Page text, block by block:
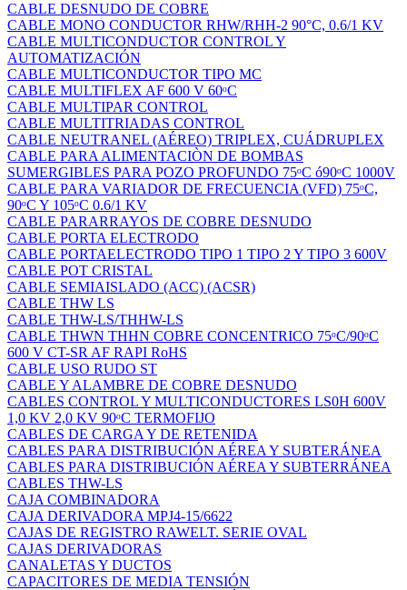
CABLE DESNUDO DE COBRE
CABLE MONO CONDUCTOR RHW/RHH-2 90°C, 0.6/1 KV
CABLE MULTICONDUCTOR CONTROL Y
AUTOMATIZACIÓN
CABLE MULTICONDUCTOR TIPO MC
CABLE MULTIFLEX AF 600 V 60ᵒC
CABLE MULTIPAR CONTROL
CABLE MULTITRIADAS CONTROL
CABLE NEUTRANEL (AÉREO) TRIPLEX, CUÁDRUPLEX
CABLE PARA ALIMENTACIÒN DE BOMBAS
SUMERGIBLES PARA POZO PROFUNDO 75ᵒC ó90ᵒC 1000V
CABLE PARA VARIADOR DE FRECUENCIA (VFD) 75ᵒC,
90ᵒC Y 105ᵒC 0.6/1 KV
CABLE PARARRAYOS DE COBRE DESNUDO
CABLE PORTA ELECTRODO
CABLE PORTAELECTRODO TIPO 1 TIPO 2 Y TIPO 3 600V
CABLE POT CRISTAL
CABLE SEMIAISLADO (ACC) (ACSR)
CABLE THW LS
CABLE THW-LS/THHW-LS
CABLE THWN THHN COBRE CONCENTRICO 75ᵒC/90ᵒC
600 V CT-SR AF RAPI RoHS
CABLE USO RUDO ST
CABLE Y ALAMBRE DE COBRE DESNUDO
CABLES CONTROL Y MULTICONDUCTORES LS0H 600V
1,0 KV 2,0 KV 90ᵒC TERMOFIJO
CABLES DE CARGA Y DE RETENIDA
CABLES PARA DISTRIBUCIÓN AÉREA Y SUBTERÁNEA
CABLES PARA DISTRIBUCIÓN AÉREA Y SUBTERRÁNEA
CABLES THW-LS
CAJA COMBINADORA
CAJA DERIVADORA MPJ4-15/6622
CAJAS DE REGISTRO RAWELT. SERIE OVAL
CAJAS DERIVADORAS
CANALETAS Y DUCTOS
CAPACITORES DE MEDIA TENSIÓN